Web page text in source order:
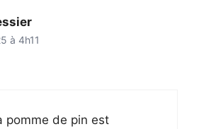
à 4h11
pomme de pin est